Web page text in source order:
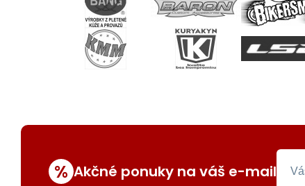
% Akčné ponuky na váš e-mail